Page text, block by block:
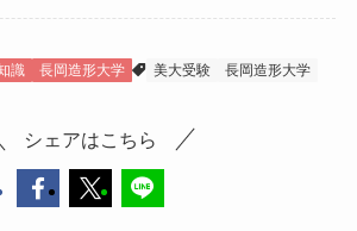
識 長岡造形大学 美大受験 長岡造形大学
シェアはこちら